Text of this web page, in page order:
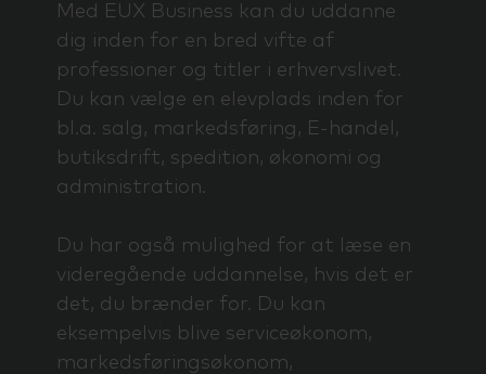
Med EUX Business kan du uddanne
dig inden for en bred vifte af
professioner og titler i erhvervslivet.
Du kan vælge en elevplads inden for
bl.a. salg, markedsføring, E-handel,
butiksdrift, spedition, økonomi og
administration.
Du har også mulighed for at læse en
videregående uddannelse, hvis det er
det, du brænder for. Du kan
eksempelvis blive serviceøkonom,
markedsføringsøkonom,